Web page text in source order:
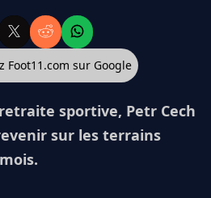
Foot11.com sur Google
sportive, Petr Cech
sur les terrains